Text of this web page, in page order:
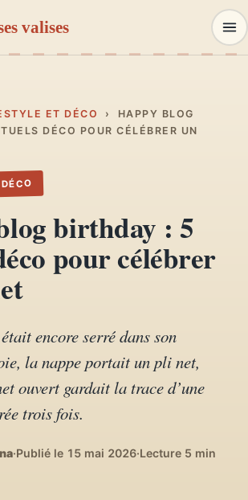
valises
Récits, road-trips, itinéraires
Escapades en France
Provence, Paris, Marseille…
Mode et style
Lifestyle & déco
Recettes du monde
ET DÉCO › HAPPY BLOG
DÉCO POUR CÉLÉBRER UN
birthday : 5
pour célébrer
encore serré dans son
la nappe portait un pli net,
ouvert gardait la trace d’une
trois fois.
·Publié le 15 mai 2026·Lecture 5 min